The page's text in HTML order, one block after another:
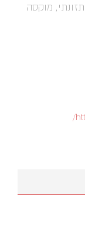
מוקסה